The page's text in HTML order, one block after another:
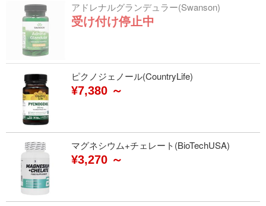
アドレナルグランデュラー(Swanson)
受け付け停止中
ピクノジェノール(CountryLife)
¥7,380 ～
マグネシウム+チェレート(BioTechUSA)
¥3,270 ～